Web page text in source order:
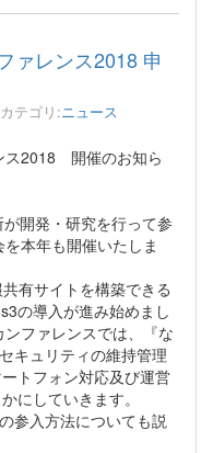
ァレンス2018 申
カテゴリ:ニュース
ス2018 開催のお知ら
開発・研究を行って参
本年も開催いたしま
有サイトを構築できる
の導入が進み始めまし
ファレンスでは、『な
キュリティの維持管理
トフォン対応及び運営
にしていきます。
参入方法についても説